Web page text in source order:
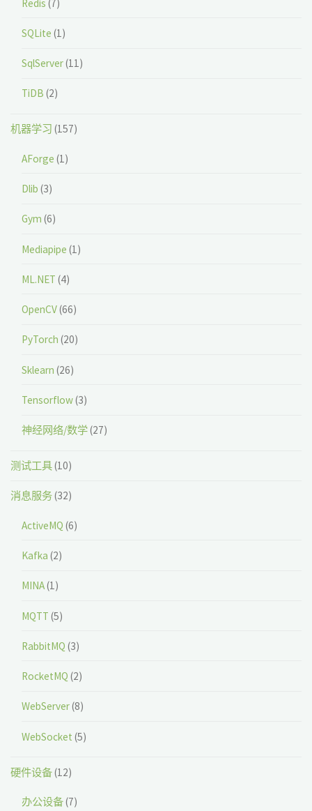
Redis (7)
SQLite (1)
SqlServer(11)
TiDB (2)
机器学习 (157)
AForge (1)
Dlib (3)
Gym (6)
Mediapipe (1)
ML.NET (4)
OpenCV(66)
PyTorch (20)
Sklearn (26)
Tensorflow(3)
神经网络/数学(27)
测试工具(10)
消息服务(32)
ActiveMQ (6)
Kafka (2)
MINA(1)
MQTT (5)
RabbitMQ (3)
RocketMQ (2)
WebServer(8)
WebSocket (5)
硬件设备(12)
办公设备(7)